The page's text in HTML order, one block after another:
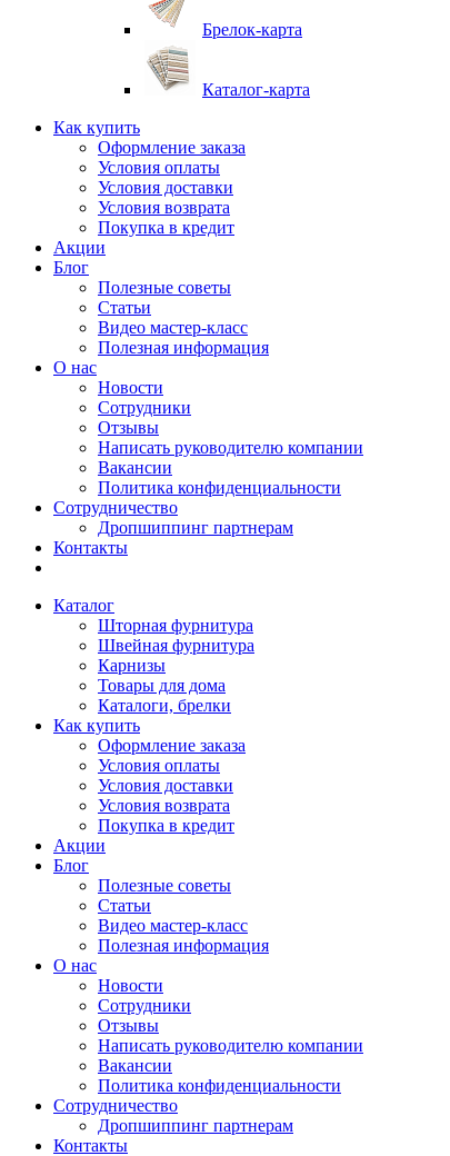
Брелок-карта
Каталог-карта
Как купить
Оформление заказа
Условия оплаты
Условия доставки
Условия возврата
Покупка в кредит
Акции
Блог
Полезные советы
Статьи
Видео мастер-класс
Полезная информация
О нас
Новости
Сотрудники
Отзывы
Написать руководителю компании
Вакансии
Политика конфиденциальности
Сотрудничество
Дропшиппинг партнерам
Контакты
Каталог
Шторная фурнитура
Швейная фурнитура
Карнизы
Товары для дома
Каталоги, брелки
Как купить
Оформление заказа
Условия оплаты
Условия доставки
Условия возврата
Покупка в кредит
Акции
Блог
Полезные советы
Статьи
Видео мастер-класс
Полезная информация
О нас
Новости
Сотрудники
Отзывы
Написать руководителю компании
Вакансии
Политика конфиденциальности
Сотрудничество
Дропшиппинг партнерам
Контакты